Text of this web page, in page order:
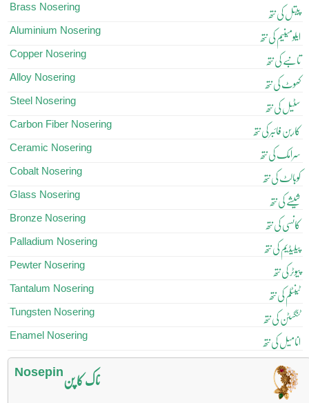
Brass Nosering پیتل کی نتھ
Aluminium Nosering ایلومینیم کی نتھ
Copper Nosering تانبے کی نتھ
Alloy Nosering کھوٹ کی نتھ
Steel Nosering سٹیل کی نتھ
Carbon Fiber Nosering کاربن فائبر کی نتھ
Ceramic Nosering سرامک کی نتھ
Cobalt Nosering کوبالٹ کی نتھ
Glass Nosering شیشے کی نتھ
Bronze Nosering کانسی کی نتھ
Palladium Nosering پیلیڈیم کی نتھ
Pewter Nosering پیوٹر کی نتھ
Tantalum Nosering ٹینٹلم کی نتھ
Tungsten Nosering ٹنگسٹن کی نتھ
Enamel Nosering انامیل کی نتھ
Nosepinناک کا پن